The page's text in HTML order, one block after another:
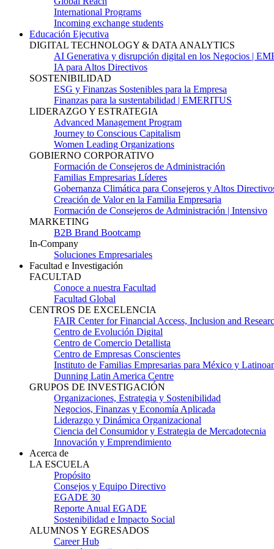
International Programs
Incoming exchange students
Educación Ejecutiva
DIGITAL TECHNOLOGY & DATA ANALYTICS
AI Generativa y disrupción digital en los Negocios |
IA para Altos Directivos
SOSTENIBILIDAD
ESG y Finanzas Sostenibles para la Empresa
Finanzas para la sustentabilidad | EMERITUS
LIDERAZGO Y ESTRATEGIA
Advanced Management Program
Journey to Conscious Capitalism
Women Leading Organizations
GOBIERNO CORPORATIVO
Formación de Consejeros de Administración
Familias Empresarias Líderes
Gobernanza Climática para Consejeros y Altos
Creación de Valor en la Familia Empresaria
Formación de Consejeros de Administración | Intensivo
MARKETING
B2B Brand Bootcamp
In-Company
Soluciones Empresariales
Facultad e Investigación
FACULTAD
Conoce a nuestra Facultad
Facultad Global
CENTROS DE EXCELENCIA
FAIR Center for Financial Access, Inclusion and
Centro de Evolución Digital
Centro de Comercio Detallista
Centro de Empresas Conscientes
Instituto de Familias Empresarias para México y
Dunning Latin America Centre
GRUPOS DE INVESTIGACIÓN
Organizaciones, Estrategia y Sostenibilidad
Negocios, Finanzas y Economía Aplicada
Liderazgo y Dinámica Organizacional
Ciencia del Consumidor y Estrategia de Mercadotecnia
Innovación y Emprendimiento
Acerca de
LA ESCUELA
Propósito
Consejos y Equipo Directivo
EGADE 30
Reporte Anual EGADE
Sostenibilidad e Impacto Social
ALUMNOS Y EGRESADOS
Career Hub